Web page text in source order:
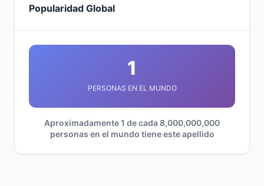
Popularidad Global
1
PERSONAS EN EL MUNDO
Aproximadamente 1 de cada 8,000,000,000
personas en el mundo tiene este apellido